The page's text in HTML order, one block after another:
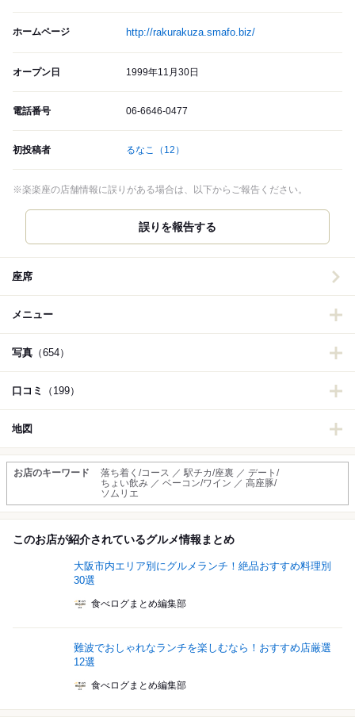
ホームページ http://rakurakuza.smafo.biz/
オープン日 1999年11月30日
電話番号 06-6646-0477
初投稿者 るなこ （12）
※楽楽座の店舗情報に誤りがある場合は、以下からご報告ください。
誤りを報告する
座席
メニュー
写真 （654）
口コミ （199）
地図
お店のキーワード
落ち着く/コース ／ 駅チカ/座裏 ／ デート/
ちょい飲み ／ ベーコン/ワイン ／ 高座豚/
ソムリエ
このお店が紹介されているグルメ情報まとめ
大阪市内エリア別にグルメランチ！絶品おすすめ料理別
30選
食べログまとめ編集部
難波でおしゃれなランチを楽しむなら！おすすめ店厳選
12選
食べログまとめ編集部